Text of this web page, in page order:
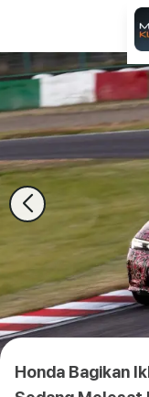
Honda Bagikan